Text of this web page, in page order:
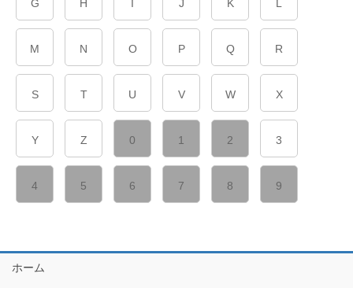
G H I J K L
M N O P Q R
S T U V W X
Y Z 0 1 2 3
4 5 6 7 8 9
ホーム